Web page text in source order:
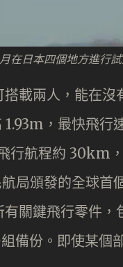
在日本四個地方進行
載兩人，能在
，最快飛行
行航程約 30km
局頒發的全球首
關鍵飛行零件
備份。即使某個